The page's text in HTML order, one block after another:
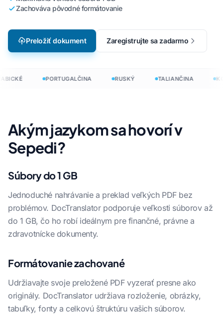
Zachováva pôvodné formátovanie
Preložiť dokument Zaregistrujte sa zadarmo
PORTUGALČINA RUSKÝ TALIANČINA
Akým jazykom sa hovorí v
Sepedi?
Súbory do 1 GB
Jednoduché nahrávanie a preklad veľkých PDF bez
problémov. DocTranslator podporuje veľkosti súborov až
do 1 GB, čo ho robí ideálnym pre finančné, právne a
zdravotnícke dokumenty.
Formátovanie zachované
Udržiavajte svoje preložené PDF vyzerať presne ako
originály. DocTranslator udržiava rozloženie, obrázky,
tabuľky, fonty a celkovú štruktúru vašich súborov.